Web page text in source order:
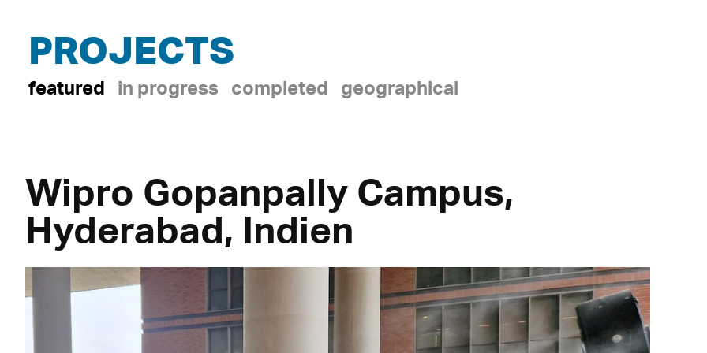
PROJECTS
featured in progress completed geographical
Wipro Gopanpally Campus,
Hyderabad, Indien